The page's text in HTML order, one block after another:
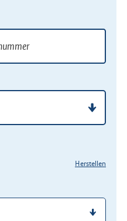
Herstellen